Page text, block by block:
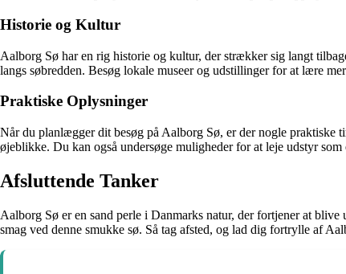
Historie og Kultur
Aalborg Sø har en rig historie og kultur, der strækker sig langt
langs søbredden. Besøg lokale museer og udstillinger for at lære
Praktiske Oplysninger
Når du planlægger dit besøg på Aalborg Sø, er der nogle praktiske
øjeblikke. Du kan også undersøge muligheder for at leje udstyr
Afsluttende Tanker
Aalborg Sø er en sand perle i Danmarks natur, der fortjener at
smag ved denne smukke sø. Så tag afsted, og lad dig fortrylle af